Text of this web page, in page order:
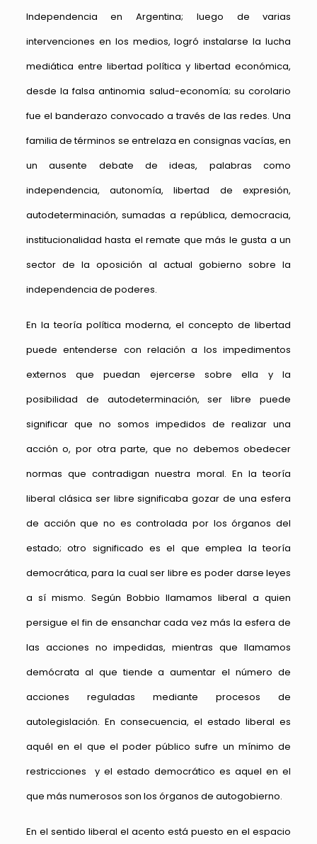
Independencia en Argentina; luego de varias
intervenciones en los medios, logró instalarse la lucha
mediática entre libertad política y libertad económica,
desde la falsa antinomia salud-economía; su corolario
fue el banderazo convocado a través de las redes. Una
familia de términos se entrelaza en consignas vacías, en
un ausente debate de ideas, palabras como
independencia, autonomía, libertad de expresión,
autodeterminación, sumadas a república, democracia,
institucionalidad hasta el remate que más le gusta a un
sector de la oposición al actual gobierno sobre la
independencia de poderes.
En la teoría política moderna, el concepto de libertad
puede entenderse con relación a los impedimentos
externos que puedan ejercerse sobre ella y la
posibilidad de autodeterminación, ser libre puede
significar que no somos impedidos de realizar una
acción o, por otra parte, que no debemos obedecer
normas que contradigan nuestra moral. En la teoría
liberal clásica ser libre significaba gozar de una esfera
de acción que no es controlada por los órganos del
estado; otro significado es el que emplea la teoría
democrática, para la cual ser libre es poder darse leyes
a sí mismo. Según Bobbio llamamos liberal a quien
persigue el fin de ensanchar cada vez más la esfera de
las acciones no impedidas, mientras que llamamos
demócrata al que tiende a aumentar el número de
acciones reguladas mediante procesos de
autolegislación. En consecuencia, el estado liberal es
aquél en el que el poder público sufre un mínimo de
restricciones y el estado democrático es aquel en el
que más numerosos son los órganos de autogobierno.
En el sentido liberal el acento está puesto en el espacio